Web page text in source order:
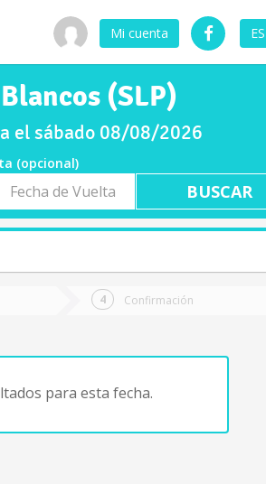
Mi cuenta ES
(SLP)
el sábado 08/08/2026
(opcional)
Confirmación
para esta fecha.